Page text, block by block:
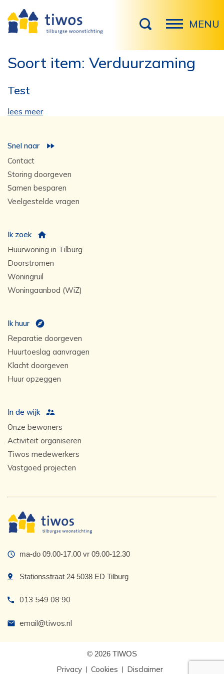
MENU
Soort item: Verduurzaming
Test
lees meer
Snel naar
Contact
Storing doorgeven
Samen besparen
Veelgestelde vragen
Ik zoek
Huurwoning in Tilburg
Doorstromen
Woningruil
Woningaanbod (WiZ)
Ik huur
Reparatie doorgeven
Huurtoeslag aanvragen
Klacht doorgeven
Huur opzeggen
In de wijk
Onze bewoners
Activiteit organiseren
Tiwos medewerkers
Vastgoed projecten
ma-do 09.00-17.00 vr 09.00-12.30
Stationsstraat 24 5038 ED Tilburg
013 549 08 90
email@tiwos.nl
© 2026 TIWOS
Privacy Cookies Disclaimer